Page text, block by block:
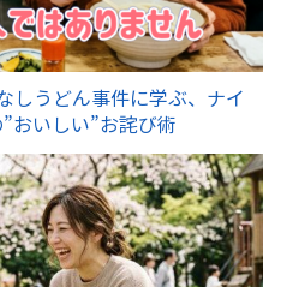
しうどん事件に学ぶ、ナイ
おいしい”お詫び術